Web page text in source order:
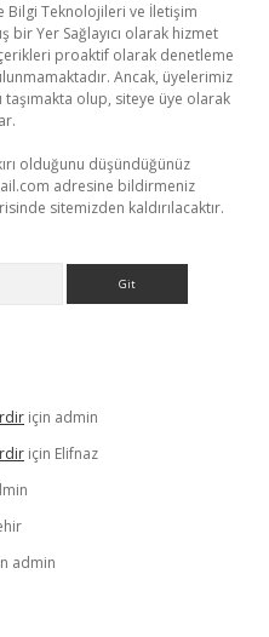
Bilgi Teknolojileri ve İletişim
bir Yer Sağlayıcı olarak hizmet
proaktif olarak denetleme
Ancak, üyelerimiz
olup, siteye üye olarak
olduğunu düşündüğünüz
adresine bildirmeniz
sitemizden kaldırılacaktır.
için admin
için Elifnaz
admin